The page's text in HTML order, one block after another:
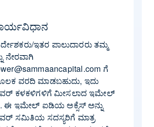
ಇತರ ಪಾಲುದಾರರು ತಮ್ಮ
ನೇರವಾಗಿ
ಗೆ
ವರದಿ ಮಾಡಬಹುದು, ಇದು
ಕಳಕಳಿಗಳಿಗೆ ಮೀಸಲಾದ ಇಮೇಲ್
ಇಮೇಲ್ ಐಡಿಯ ಅಕ್ಸೆಸ್ ಅನ್ನು
ಸಮಿತಿಯ ಸದಸ್ಯರಿಗೆ ಮಾತ್ರ